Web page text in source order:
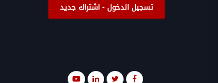
تسجيل الدخول - اشتراك جديد